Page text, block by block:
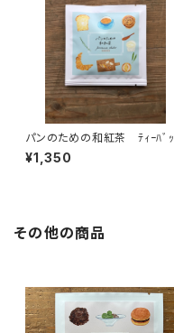
パンのための和紅茶 ﾃｨｰﾊﾞｯ
ｸﾞ1P入×５個 パンと一緒
に 和紅茶 紅茶 ティーバッ
¥1,350
その他の商品